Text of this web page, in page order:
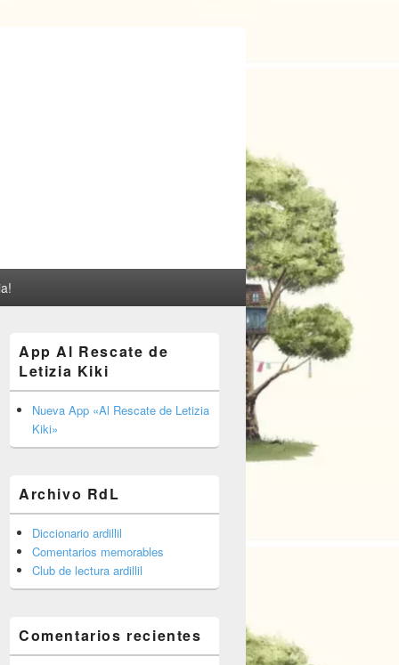
área
widget
barra
lateral
primaria
App Al Rescate de
Letizia Kiki
Nueva App «Al Rescate de Letizia
Kiki»
Archivo RdL
Diccionario ardillil
Comentarios memorables
Club de lectura ardillil
Comentarios recientes